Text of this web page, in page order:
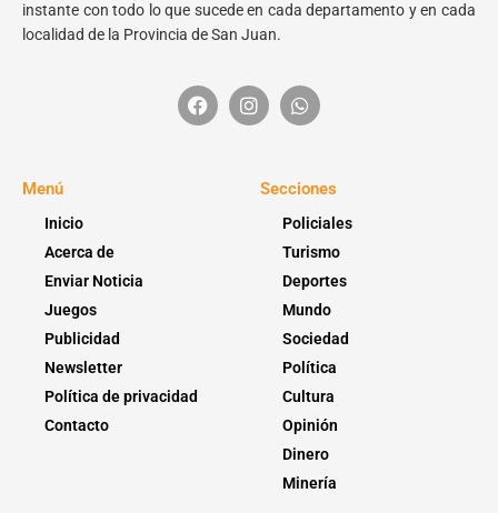
instante con todo lo que sucede en cada departamento y en cada
localidad de la Provincia de San Juan.
Menú
Inicio
Acerca de
Enviar Noticia
Juegos
Publicidad
Newsletter
Política de privacidad
Contacto
Secciones
Policiales
Turismo
Deportes
Mundo
Sociedad
Política
Cultura
Opinión
Dinero
Minería